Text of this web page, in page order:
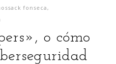
fonseca ,
o cómo